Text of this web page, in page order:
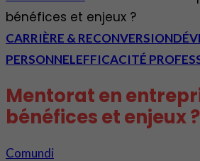
bénéfices et enjeux ?
CARRIÈRE & RECONVERSION
PERSONNELEFFICACITÉ
Mentorat en
bénéfices et enjeux ?
Comundi